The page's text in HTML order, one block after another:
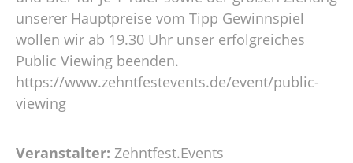
unserer Hauptpreise vom Tipp Gewinnspiel
wollen wir ab 19.30 Uhr unser erfolgreiches
Public Viewing beenden.
https://www.zehntfestevents.de/event/public-
viewing
Veranstalter: Zehntfest.Events